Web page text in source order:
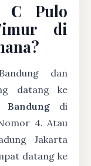
C Pulo
di
dan
datang ke
di
4. Atau
Jakarta
datang ke